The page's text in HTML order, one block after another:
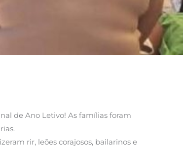
de Ano Letivo! As famílias foram
rir, leões corajosos, bailarinos e